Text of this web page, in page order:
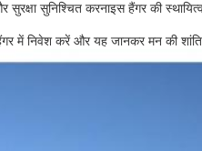
सुरक्षा सुनिश्चित करनाइस हैंगर की
में निवेश करें और यह जानकर मन की